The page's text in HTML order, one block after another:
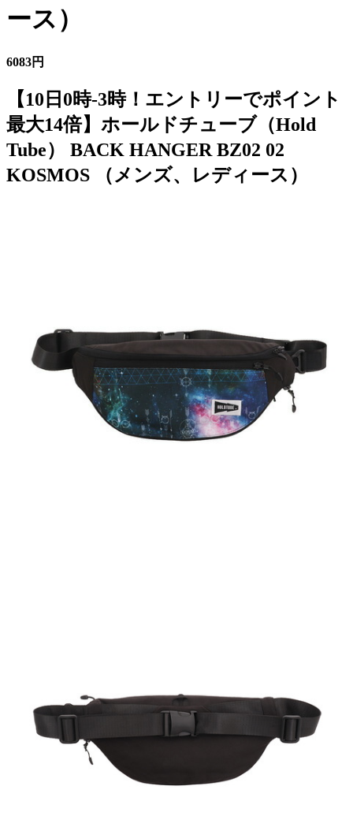
ース）
6083円
【10日0時-3時！エントリーでポイント
最大14倍】ホールドチューブ（Hold
Tube） BACK HANGER BZ02 02
KOSMOS （メンズ、レディース）